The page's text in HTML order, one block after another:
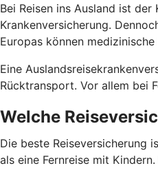
Bei Reisen ins Ausland ist
Krankenversicherung.
Europas können
Eine
Rücktransport. Vor allem bei
Welche
Die beste Reiseversicherung
als eine Fernreise mit